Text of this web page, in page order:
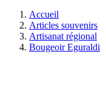
Accueil
Articles souvenirs
Artisanat régional
Bougeoir Eguraldi